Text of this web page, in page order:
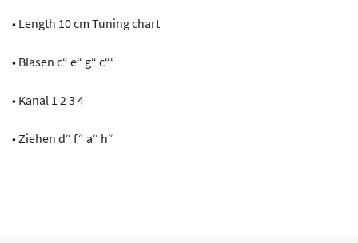
• Length 10 cm Tuning chart
• Blasen c“ e“ g“ c“‘
• Kanal 1 2 3 4
• Ziehen d“ f“ a“ h“